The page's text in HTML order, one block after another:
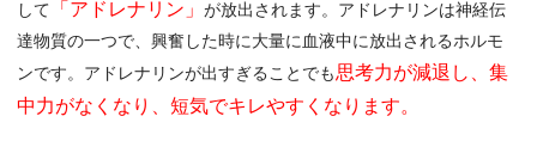
して
「アドレナリン」が放出されます。アドレナリンは神経伝
達物質の一つで、興奮した時に大量に血液中に放出されるホルモ
ンです。アドレナリンが出すぎることでも思考力が減退し、集
中力がなくなり、短気でキレやすくなります。